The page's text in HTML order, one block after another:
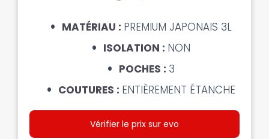
MATÉRIAU : PREMIUM JAPONAIS 3L
ISOLATION : NON
POCHES : 3
COUTURES : ENTIÈREMENT ÉTANCHE
Vérifier le prix sur evo